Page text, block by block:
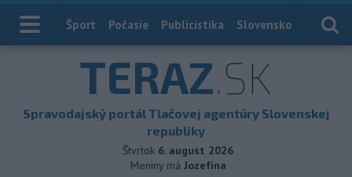
Index
Šport Počasie Publicistika Slovensko
TERAZ.SK
Spravodajský portál Tlačovej agentúry Slovenskej
republiky
Štvrtok 6. august 2026
Meniny má Jozefína